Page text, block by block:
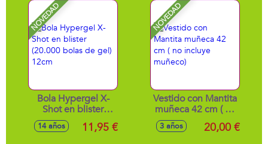
NOVEDAD
Bola Hypergel X-
Shot en blister
(20.000 bolas de
gel) 12cm
14 años 11,95 €
NOVEDAD
Vestido con Mantita
muñeca 42 cm ( no
incluye muñeco)
3 años 20,00 €